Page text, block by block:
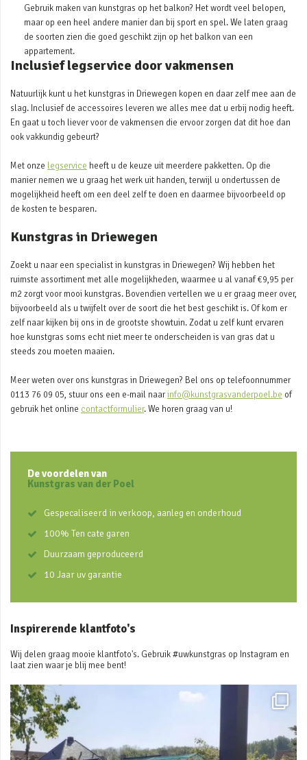
Gebruik maken van kunstgras op het balkon? Het wordt veel belopen,
maar op een heel andere manier dan bij sport en spel. We laten graag
de soorten zien die goed geschikt zijn op het balkon van een
appartement.
Inclusief legservice door vakmensen
Natuurlijk kunt u het kunstgras in Driewegen kopen en daar zelf mee aan de
slag. Inclusief de accessoires leveren we alles mee dat u erbij nodig heeft.
En gaat u toch liever voor de vakmensen die ervoor zorgen dat dit hoe dan
ook vakkundig gebeurt?
Met onze legservice heeft u de keuze uit meerdere pakketten. Op die
manier nemen we u graag het werk uit handen, terwijl u ondertussen de
mogelijkheid heeft om een deel zelf te doen en daarmee bijvoorbeeld op
de kosten te besparen.
Kunstgras in Driewegen
Zoekt u naar een specialist in kunstgras in Driewegen? Wij hebben het
ruimste assortiment met alle mogelijkheden, waarmee u al vanaf €9,95 per
m2 zorgt voor mooi kunstgras. Bovendien vertellen we u er graag meer over,
bijvoorbeeld als u twijfelt over de soort die het best geschikt is. Of kom er
zelf naar kijken bij ons in de grootste showtuin. Zodat u zelf kunt ervaren
hoe kunstgras soms echt niet meer te onderscheiden is van gras dat u
steeds zou moeten maaien.
Meer weten over ons kunstgras in Driewegen? Bel ons op telefoonnummer
0113 76 09 05, stuur ons een e-mail naarinfo@kunstgrasvanderpoel.be of
gebruik het online contactformulier. We horen graag van u!
De voordelen van
Kunstgras van der Poel
Gespecaliseerd in verkoop, aanleg en onderhoud
100% Ten cate garen
Duurzaam geproduceerd
10 Jaar uv garantie
Inspirerende klantfoto's
Wij delen graag mooie klantfoto's. Gebruik #uwkunstgras op Instagram en
laat zien waar je blij mee bent!